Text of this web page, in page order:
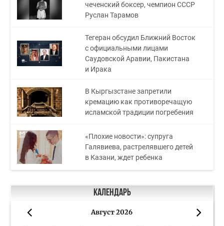
чеченский боксер, чемпион СССР
Руслан Тарамов
Тегеран обсудил Ближний Восток
с официальными лицами
Саудовской Аравии, Пакистана
и Ирака
В Кыргызстане запретили
кремацию как противоречащую
исламской традиции погребения
«Плохие новости»: супруга
Галявиева, растрелявшего детей
в Казани, ждет ребенка
Календарь
Август 2026